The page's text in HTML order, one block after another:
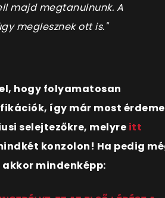
majd megtanulnunk. A
meglesznek ott is."
hogy folyamatosan
így már most
selejtezőkre, melyre itt
konzolon! Ha pedig
mindenképp: